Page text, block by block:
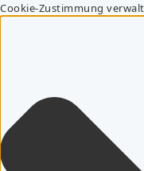
Cookie-Zustimmung